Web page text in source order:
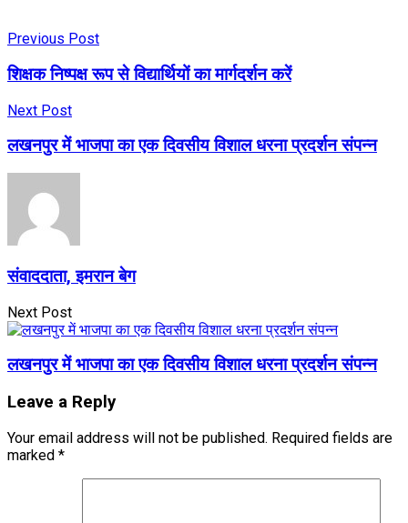
Previous Post
शिक्षक निष्पक्ष रूप से विद्यार्थियों का मार्गदर्शन करें
Next Post
लखनपुर में भाजपा का एक दिवसीय विशाल धरना प्रदर्शन संपन्न
संवाददाता, इमरान बेग
Next Post
लखनपुर में भाजपा का एक दिवसीय विशाल धरना प्रदर्शन संपन्न
Leave a Reply
Your email address will not be published. Required fields are
marked *